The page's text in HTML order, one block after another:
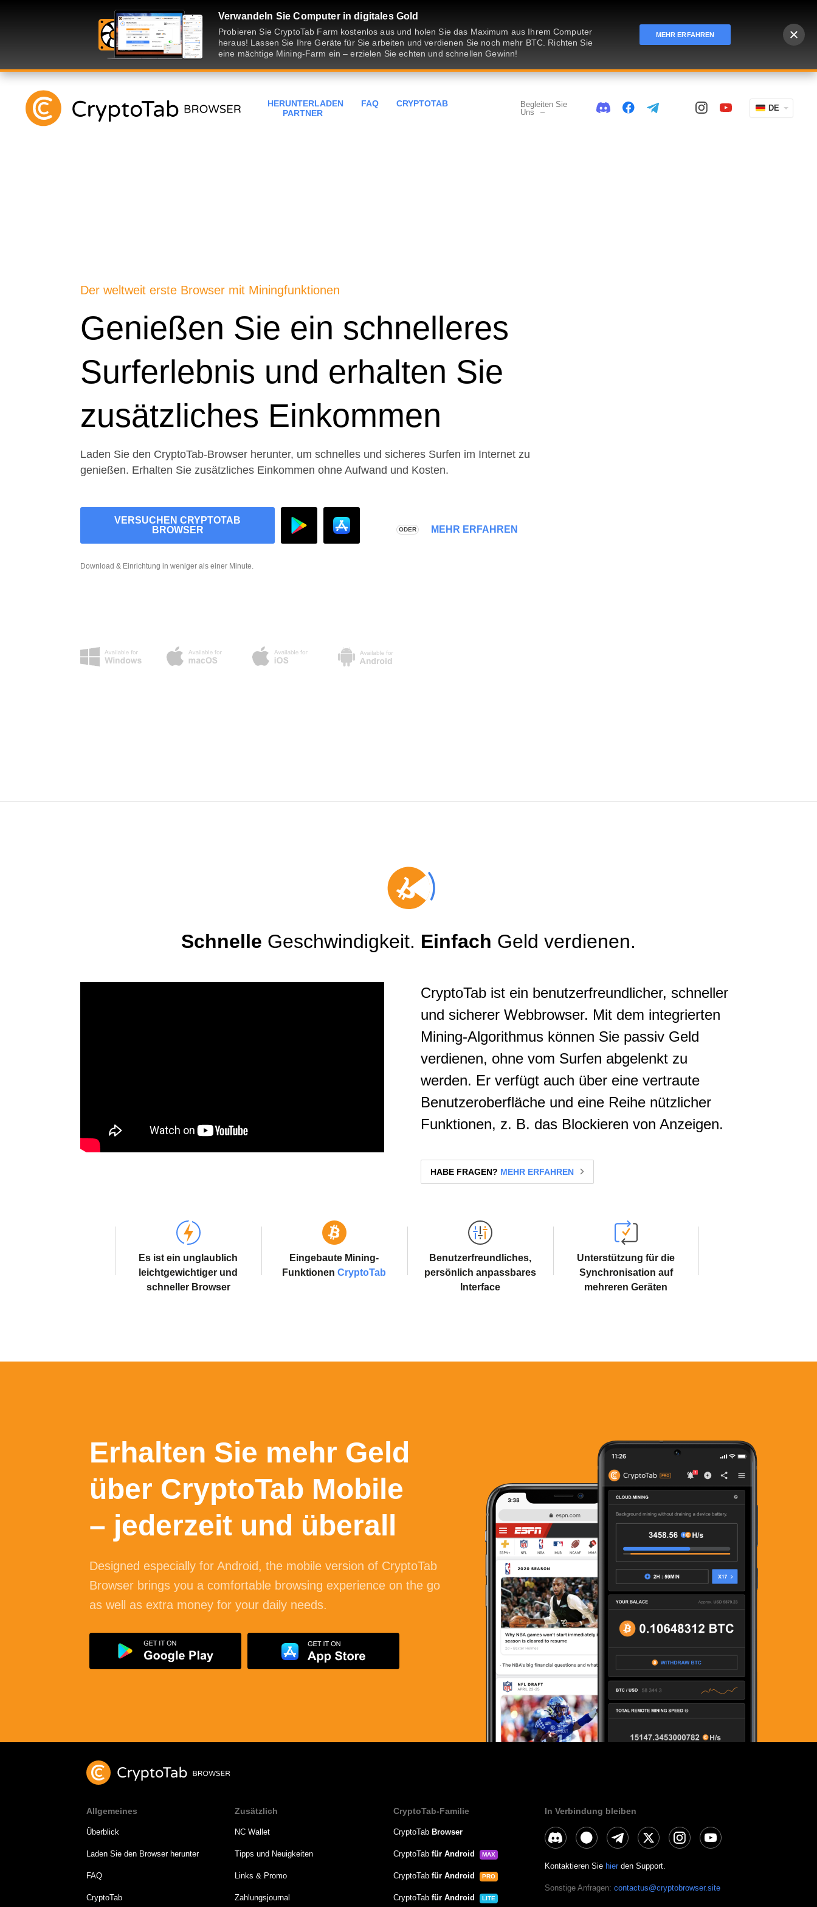
Verwandeln Sie Computer in digitales Gold
Probieren Sie CryptoTab Farm kostenlos aus und holen Sie das Maximum aus Ihrem Computer
heraus! Lassen Sie Ihre Geräte für Sie arbeiten und verdienen Sie noch mehr BTC. Richten Sie
eine mächtige Mining-Farm ein – erzielen Sie echten und schnellen Gewinn!
MEHR ERFAHREN
HERUNTERLADEN FAQ
CRYPTOTAB
PARTNER
Begleiten Sie
Uns
– DE
Der weltweit erste Browser mit Miningfunktionen
Genießen Sie ein schnelleres
Surferlebnis und erhalten Sie
zusätzliches Einkommen
Laden Sie den CryptoTab-Browser herunter, um schnelles und sicheres Surfen im Internet zu
genießen. Erhalten Sie zusätzliches Einkommen ohne Aufwand und Kosten.
VERSUCHEN CRYPTOTAB
BROWSER
ODER MEHR ERFAHREN
Download & Einrichtung in weniger als einer Minute.
Schnelle Geschwindigkeit. Einfach Geld verdienen.
CryptoTab ist ein benutzerfreundlicher, schneller
und sicherer Webbrowser. Mit dem integrierten
Mining-Algorithmus können Sie passiv Geld
verdienen, ohne vom Surfen abgelenkt zu
werden. Er verfügt auch über eine vertraute
Benutzeroberfläche und eine Reihe nützlicher
Funktionen, z. B. das Blockieren von Anzeigen.
HABE FRAGEN? MEHR ERFAHREN
Es ist ein unglaublich
leichtgewichtiger und
schneller Browser
Eingebaute Mining-
Funktionen CryptoTab
Benutzerfreundliches,
persönlich anpassbares
Interface
Unterstützung für die
Synchronisation auf
mehreren Geräten
Erhalten Sie mehr Geld
über CryptoTab Mobile
– jederzeit und überall
Designed especially for Android , the mobile version of CryptoTab
Browser brings you a comfortable browsing experience on the go
as well as extra money for your daily needs.
Allgemeines
Überblick
Laden Sie den Browser herunter
FAQ
CryptoTab
Zusätzlich
NC Wallet
Tipps und Neuigkeiten
Links & Promo
Zahlungsjournal
CryptoTab-Familie
CryptoTab Browser
CryptoTabfür Android MAX
CryptoTabfür Android PRO
CryptoTabfür Android LITE
In Verbindung bleiben
Kontaktieren Sie hierden Support.
Sonstige Anfragen: contactus@cryptobrowser.site